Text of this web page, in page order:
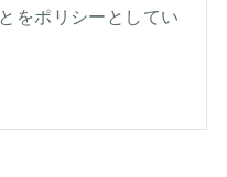
をポリシーとしてい